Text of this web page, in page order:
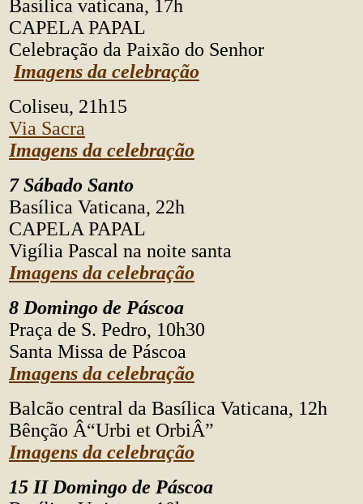
Basílica vaticana, 17h
CAPELA PAPAL
Celebração da Paixão do Senhor
Imagens da celebração
Coliseu, 21h15
Via Sacra
Imagens da celebração
7 Sábado Santo
Basílica Vaticana, 22h
CAPELA PAPAL
Vigília Pascal na noite santa
Imagens da celebração
8 Domingo de Páscoa
Praça de S. Pedro, 10h30
Santa Missa de Páscoa
Imagens da celebração
Balcão central da Basílica Vaticana, 12h
Bênção Â“Urbi et OrbiÂ”
Imagens da celebração
15 II Domingo de Páscoa